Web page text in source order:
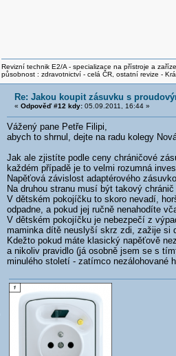
Revizní technik E2/A - specializace na přístroje a
působnost : zdravotnictví - celá ČR, ostatní revize -
Re: Jakou koupit zásuvku s
« Odpověď #12 kdy:05.09.2011, 16:44 »
Vážený pane Petře Filipi,
abych to shrnul, dejte na radu kolegy
Jak ale zjistíte podle ceny chráničové
každém případě je to velmi rozumná
Napěťová závislost adaptérového
Na druhou stranu musí být takový
V dětském pokojíčku to skoro nevadí,
odpadne, a pokud jej ručně nenahodíte
V dětském pokojíčku je nebezpečí z
maminka dítě neuslyší skrz zdi, zažije si
Kdežto pokud máte klasický napěťově
a nikoliv pravidlo (já osobně jsem se s
minulého století - zatímco nezálohované